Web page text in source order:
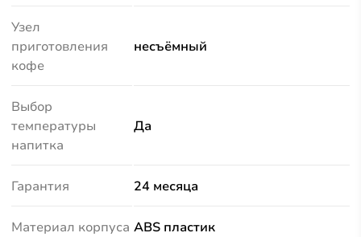
Узел
приготовления
кофе
нecъёмный
Выбор
температуры
напитка
Да
Гарантия 24 месяца
Материал корпуса ABS пластик